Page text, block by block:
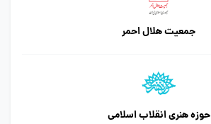
جمعیت هلال احمر
حوزه هنری انقلاب اسلامی